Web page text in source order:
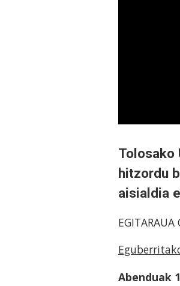
Tolosako
hitzordu
aisialdia
EGITARAUA
Abenduak